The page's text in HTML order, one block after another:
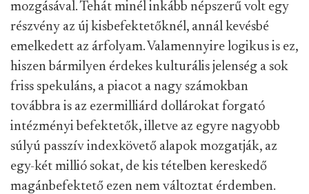
mozgásával. Tehát minél inkább népszerű volt egy
részvény az új kisbefektetőknél, annál kevésbé
emelkedett az árfolyam. Valamennyire logikus is ez,
hiszen bármilyen érdekes kulturális jelenség a sok
friss spekuláns, a piacot a nagy számokban
továbbra is az ezermilliárd dollárokat forgató
intézményi befektetők, illetve az egyre nagyobb
súlyú passzív indexkövető alapok mozgatják, az
egy-két millió sokat, de kis tételben kereskedő
magánbefektető ezen nem változtat érdemben.